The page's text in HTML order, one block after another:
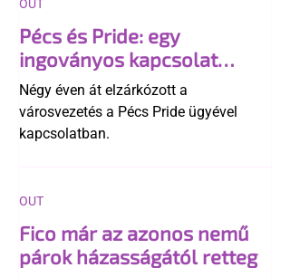
Pécs és Pride: egy
ingoványos kapcsolat
története
Négy éven át elzárkózott a
városvezetés a Pécs Pride ügyével
kapcsolatban.
OUT
Fico már az azonos nemű
párok házasságától retteg
OUT